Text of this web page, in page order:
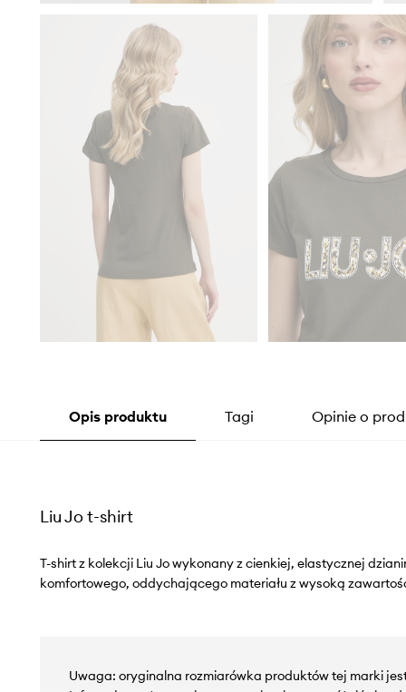
Opis produktu Tagi Opinie o
Liu Jo t-shirt
T-shirt z kolekcji Liu Jo wykonany z cienkiej, elastycznej
komfortowego, oddychającego materiału z wysoką
Uwaga: oryginalna rozmiarówka produktów tej marki